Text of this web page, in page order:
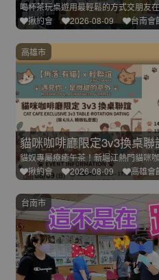
喝杯茶玩桌遊用最輕鬆的方式交朋友
揪約會
2026-08-09 台南會
貓咪咖啡廳限定3v3換桌聯
貓奴專屬療癒午茶！新堀江熱門貓咪
揪約會
2026-08-09 高雄會
高雄市
台南市